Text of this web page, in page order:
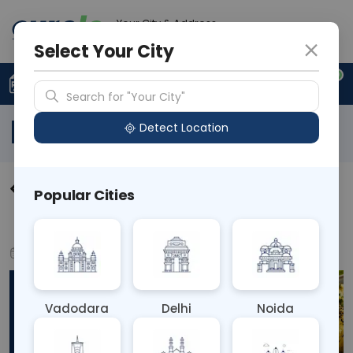
Your City & Address
0
Upload Prescription +91 921 810 2620
Blog
ઢોકળા: વજન ઘટાડવા અને ડાયાબિટીસ
Jun 12, 2026 Health & Nutrition
Select Your City
Search for "Your City"
Detect Location
Popular Cities
Vadodara Delhi Noida